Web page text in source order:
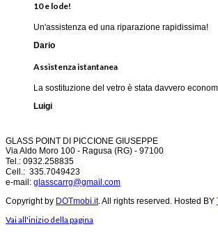
10 e lode!
Un'assistenza ed una riparazione rapidissima!
Dario
Assistenza istantanea
La sostituzione del vetro è stata davvero
Luigi
GLASS POINT DI PICCIONE GIUSEPPE
Via Aldo Moro 100 - Ragusa (RG) - 97100
Tel.: 0932.258835
Cell.: 335.7049423
e-mail: glasscarrg@gmail.com
Copyright by DOTmobi.it. All rights reserved. Hosted BY
Vai all'inizio della pagina